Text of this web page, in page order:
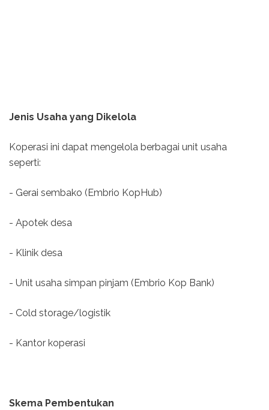
Jenis Usaha yang Dikelola
Koperasi ini dapat mengelola berbagai unit usaha
seperti:
- Gerai sembako (Embrio KopHub)
- Apotek desa
- Klinik desa
- Unit usaha simpan pinjam (Embrio Kop Bank)
- Cold storage/logistik
- Kantor koperasi
Skema Pembentukan